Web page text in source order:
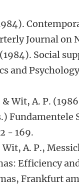
Journal
Social
and
Wit, A. P.
Fundamentele
- 169.
A. P.,
Efficiency
Frankfurt